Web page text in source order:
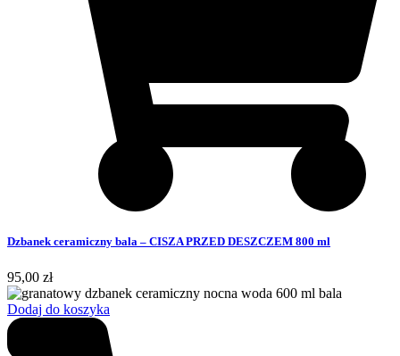
Dzbanek ceramiczny bala – CISZA PRZED DESZCZEM 800 ml
95,00 zł
Dodaj do koszyka